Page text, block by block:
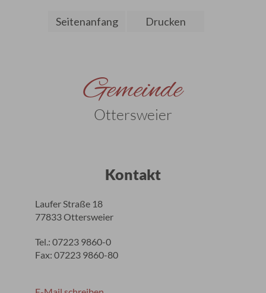
Seitenanfang Drucken
Gemeinde
Ottersweier
Kontakt
Laufer Straße 18
77833 Ottersweier
Tel.: 07223 9860-0
Fax: 07223 9860-80